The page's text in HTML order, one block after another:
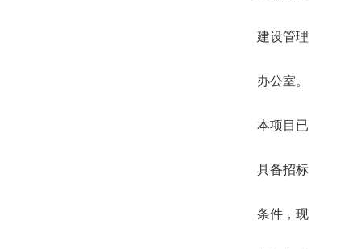
建设管理
办公室。
本项目已
具备招标
条件，现